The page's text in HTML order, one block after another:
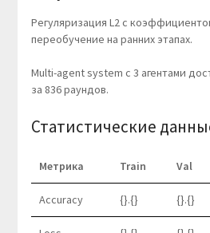
Регуляризация L2 с
переобучение на ранних этапах.
Multi-agent system с 3 агентами
за 836 раундов.
Статистические
Метрика Train Val
Accuracy {}.{} {}.{}